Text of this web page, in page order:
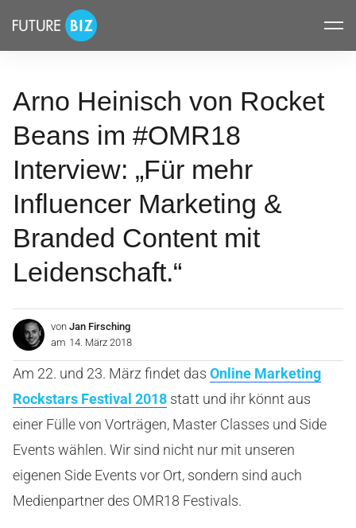
überspringen
FUTUREBIZ
Arno Heinisch von Rocket
Beans im #OMR18
Interview: „Für mehr
Influencer Marketing &
Branded Content mit
Leidenschaft.“
von Jan Firsching
am 14. März 2018
Am 22. und 23. März findet das Online Marketing
Rockstars Festival 2018 statt und ihr könnt aus
einer Fülle von Vorträgen, Master Classes und Side
Events wählen. Wir sind nicht nur mit unseren
eigenen Side Events vor Ort, sondern sind auch
Medienpartner des OMR18 Festivals.